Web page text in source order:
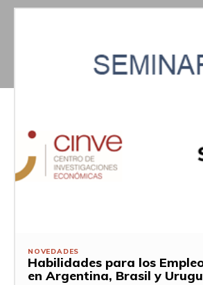
NOVEDADES
Habilidades para los
en Argentina, Brasil y